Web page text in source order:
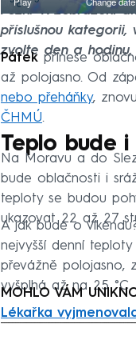
Pozn.: K zobrazení
příslušnou
zvolte den a
Pátek přinese
až polojasno. Od
nebo přeháňky,
ČHMÚ.
Teplo bude
Na Moravu a do
bude oblačnosti i
teploty se budou
ukazovat 22 až 27
A jak bude o
nejvyšší denní
převážně polojasno,
vyšplhá až na 25 °C.
MOHLO VÁM
Lékařka